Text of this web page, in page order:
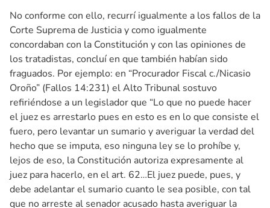
No conforme con ello, recurrí igualmente a los fallos de la
Corte Suprema de Justicia y como igualmente
concordaban con la Constitución y con las opiniones de
los tratadistas, concluí en que también habían sido
fraguados. Por ejemplo: en “Procurador Fiscal c./Nicasio
Oroño” (Fallos 14:231) el Alto Tribunal sostuvo
refiriéndose a un legislador que “Lo que no puede hacer
el juez es arrestarlo pues en esto es en lo que consiste el
fuero, pero levantar un sumario y averiguar la verdad del
hecho que se imputa, eso ninguna ley se lo prohíbe y,
lejos de eso, la Constitución autoriza expresamente al
juez para hacerlo, en el art. 62…El juez puede, pues, y
debe adelantar el sumario cuanto le sea posible, con tal
que no arreste al senador acusado hasta averiguar la